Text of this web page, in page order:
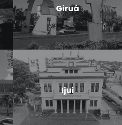
Giruá
Ijui